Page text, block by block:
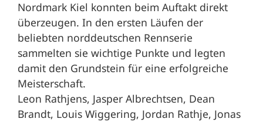
Nordmark Kiel konnten beim Auftakt direkt
überzeugen. In den ersten Läufen der
beliebten norddeutschen Rennserie
sammelten sie wichtige Punkte und legten
damit den Grundstein für eine erfolgreiche
Meisterschaft.
Leon Rathjens, Jasper Albrechtsen, Dean
Brandt, Louis Wiggering, Jordan Rathje, Jonas